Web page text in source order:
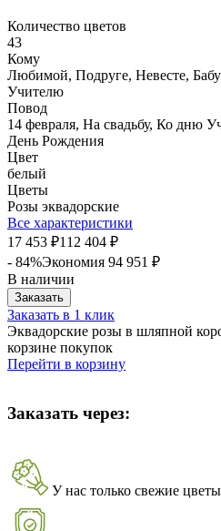
Количество цветов
43
Кому
Любимой, Подруге, Невесте,
Учителю
Повод
14 февраля, На свадьбу, Ко дню
День Рождения
Цвет
белый
Цветы
Розы эквадорские
Все характеристики
17 453 ₽112 404 ₽
- 84%Экономия 94 951 ₽
В наличии
Заказать
Заказать в 1 клик
Эквадорские розы в шляпной
корзине покупок
Перейти в корзину
Заказать через:
У нас только свежие цветы